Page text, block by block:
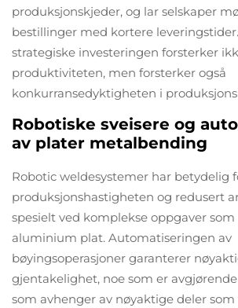
produksjonskjeder, og lar selskaper
bestillinger med kortere
strategiske investeringen forsterker
produktiviteten, men forsterker også
konkurransedyktigheten i
Robotiske sveisere og
av plater metalbending
Robotic weldesystemer har betydelig
produksjonshastigheten og redusert
spesielt ved komplekse oppgaver
aluminium plat. Automatiseringen av
bøyingsoperasjoner garanterer
gjentakelighet, noe som er
som avhenger av nøyaktige deler som